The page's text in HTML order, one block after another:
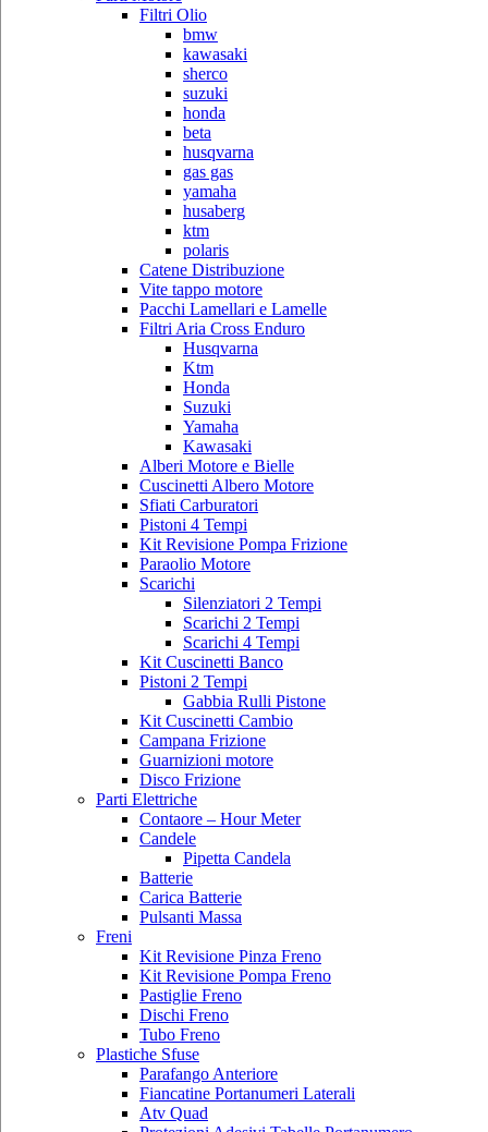
Filtri Olio
bmw
kawasaki
sherco
suzuki
honda
beta
husqvarna
gas gas
yamaha
husaberg
ktm
polaris
Catene Distribuzione
Vite tappo motore
Pacchi Lamellari e Lamelle
Filtri Aria Cross Enduro
Husqvarna
Ktm
Honda
Suzuki
Yamaha
Kawasaki
Alberi Motore e Bielle
Cuscinetti Albero Motore
Sfiati Carburatori
Pistoni 4 Tempi
Kit Revisione Pompa Frizione
Paraolio Motore
Scarichi
Silenziatori 2 Tempi
Scarichi 2 Tempi
Scarichi 4 Tempi
Kit Cuscinetti Banco
Pistoni 2 Tempi
Gabbia Rulli Pistone
Kit Cuscinetti Cambio
Campana Frizione
Guarnizioni motore
Disco Frizione
Parti Elettriche
Contaore – Hour Meter
Candele
Pipetta Candela
Batterie
Carica Batterie
Pulsanti Massa
Freni
Kit Revisione Pinza Freno
Kit Revisione Pompa Freno
Pastiglie Freno
Dischi Freno
Tubo Freno
Plastiche Sfuse
Parafango Anteriore
Fiancatine Portanumeri Laterali
Atv Quad